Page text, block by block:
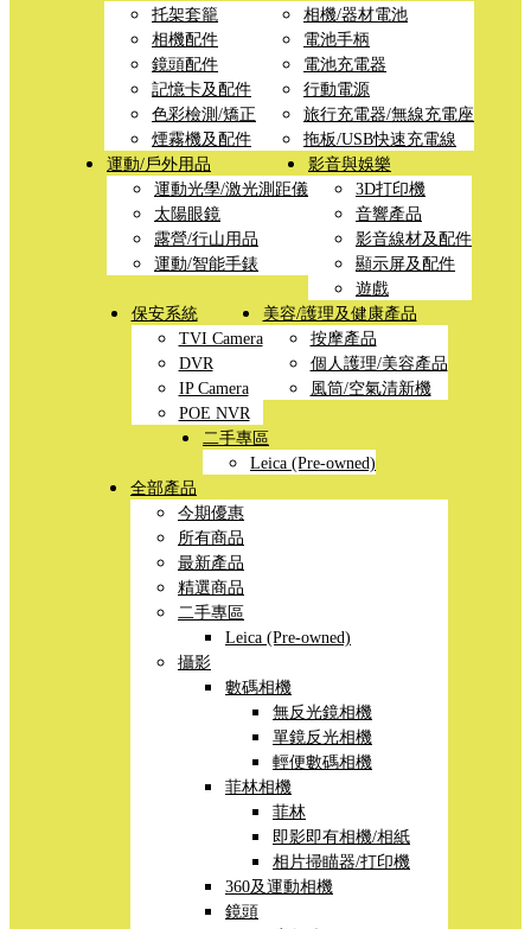
托架套籠
相機配件
鏡頭配件
記憶卡及配件
色彩檢測/矯正
煙霧機及配件
相機/器材電池
電池手柄
電池充電器
行動電源
旅行充電器/無線充電座
拖板/USB快速充電線
運動/戶外用品
運動光學/激光測距儀
太陽眼鏡
露營/行山用品
運動/智能手錶
影音與娛樂
3D打印機
音響產品
影音線材及配件
顯示屏及配件
遊戲
保安系統
TVI Camera
DVR
IP Camera
POE NVR
美容/護理及健康產品
按摩產品
個人護理/美容產品
風筒/空氣清新機
二手專區
Leica (Pre-owned)
全部產品
今期優惠
所有商品
最新產品
精選商品
二手專區
Leica (Pre-owned)
攝影
數碼相機
無反光鏡相機
單鏡反光相機
輕便數碼相機
菲林相機
菲林
即影即有相機/相紙
相片掃瞄器/打印機
360及運動相機
鏡頭